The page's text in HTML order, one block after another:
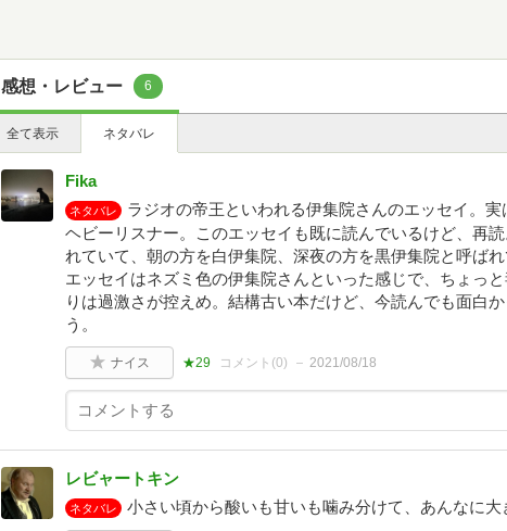
感想・レビュー 6
全て表示 ネタバレ
Fika
ネタバレ
ラジオの帝王といわれる伊集院さんのエッセイ。
ヘビーリスナー。このエッセイも既に読んでいるけど、再
れていて、朝の方を白伊集院、深夜の方を黒伊集院と呼ば
エッセイはネズミ色の伊集院さんといった感じで、ちょっ
りは過激さが控えめ。結構古い本だけど、今読んでも面白
う。
ナイス ★29 コメント(0) 2021/08/18
レビャートキン
ネタバレ 小さい頃から酸いも甘いも噛み分けて、あんなに大